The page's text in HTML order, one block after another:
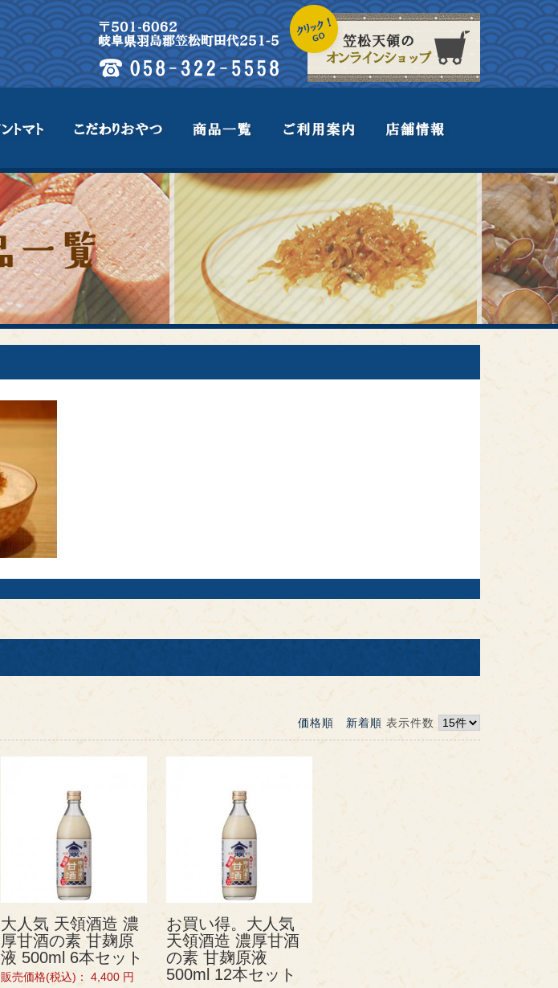
価格順 新着順 表示件数
大人気 天領酒造 濃
厚甘酒の素 甘麹原
液 500ml 6本セット
販売価格(税込)： 4,400 円
お買い得。大人気
天領酒造 濃厚甘酒
の素 甘麹原液
500ml 12本セット